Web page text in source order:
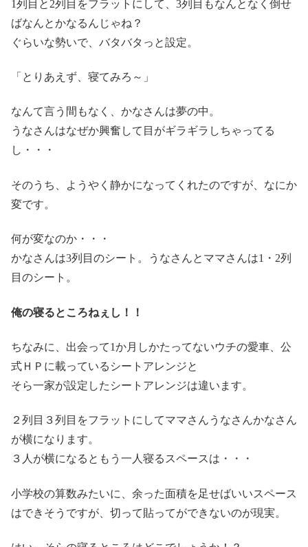
1列目と2列目をフラットにして、3列目もなんとなく倒せ
ばなんとかなるんじゃね？
ぐらいな勢いで、バタバタっと設定。
「とりあえず、寝てみろ～」
なんて言う間もなく、かなさんは夢の中。
うなさんはなぜか興奮して目がギラギラしちゃってる
し・・・
そのうち、ようやく静かになってくれたのですが、なにか
変です。
何が変なのか・・・
かなさんは3列目のシート。うなさんとママさんは1・2列
目のシート。
俺の寝るところねぇし！！
ちなみに、出会って1か月しかたってないウチの愛車、公
式ＨＰに載っているシートアレンジと
そら一家が設定したシートアレンジは違います。
２列目３列目をフラットにしてママさんうなさんかなさん
が横になります。
３人が横になるともう一人寝るスペースは・・・
小学校の算数みたいに、余った面積を足せばいいスペース
はできそうですが、切って貼ってができないのが現実。